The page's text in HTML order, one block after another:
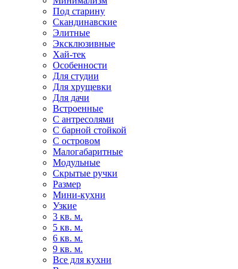
Под старину
Скандинавские
Элитные
Эксклюзивные
Хай-тек
Особенности
Для студии
Для хрущевки
Для дачи
Встроенные
С антресолями
С барной стойкой
С островом
Малогабаритные
Модульные
Скрытые ручки
Размер
Мини-кухни
Узкие
3 кв. м.
5 кв. м.
6 кв. м.
9 кв. м.
Все для кухни